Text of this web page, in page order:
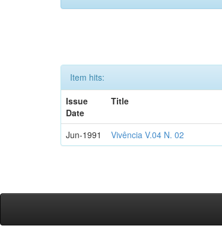
Item hits:
Issue
Date
Title
Jun-1991 Vivência V.04 N. 02